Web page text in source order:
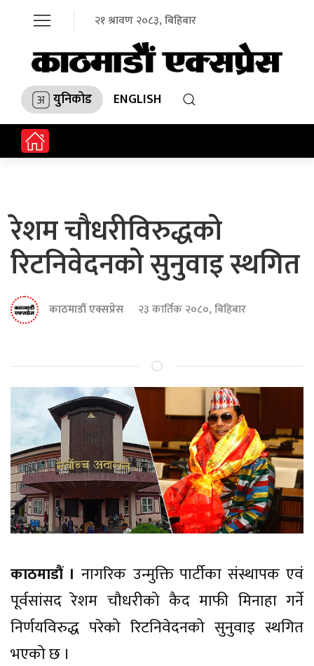
२१ श्रावण २०८३, बिहिबार
युनिकोड ENGLISH
रेशम चौधरीविरुद्धको
रिटनिवेदनको सुनुवाइ स्थगित
काठमाडौं एक्सप्रेस २३ कार्तिक २०८०, बिहिबार
काठमाडौं । नागरिक उन्मुक्ति पार्टीका संस्थापक एवं
पूर्वसांसद रेशम चौधरीको कैद माफी मिनाहा गर्ने
निर्णयविरुद्ध परेको रिटनिवेदनको सुनुवाइ स्थगित
भएको छ ।